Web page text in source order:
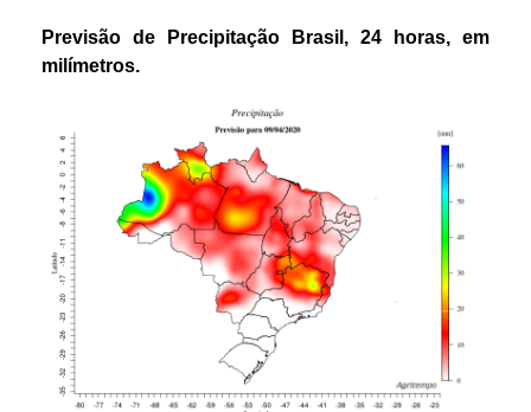
Previsão de Precipitação Brasil , 24 horas, em
milímetros.